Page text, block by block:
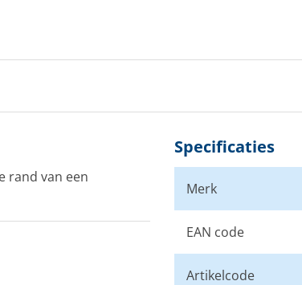
rand van een
Specificaties
Merk
EAN code
Artikelcode